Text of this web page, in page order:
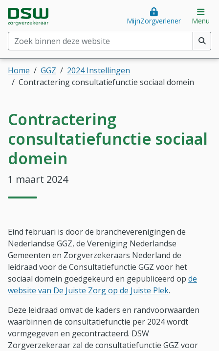
Direct naar hoofdinhoud
Direct naar hoofdmenuDSW Zorgverzekeraar. Goed voor je.
Zoek binnen deze website(min. 2 tekens)
MijnZorgverlener Menu
Home GGZ
2024 Instellingen
Contractering consultatiefunctie sociaal domein
Contractering
consultatiefunctie sociaal
domein
1 maart 2024
Eind februari is door de brancheverenigingen de
Nederlandse GGZ, de Vereniging Nederlandse
Gemeenten en Zorgverzekeraars Nederland de
leidraad voor de Consultatiefunctie GGZ voor het
sociaal domein goedgekeurd en gepubliceerd op de
website van De Juiste Zorg op de Juiste Plek.
Deze leidraad omvat de kaders en randvoorwaarden
waarbinnen de consultatiefunctie per 2024 wordt
vormgegeven en gecontracteerd. DSW
Zorgverzekeraar zal de consultatiefunctie GGZ voor